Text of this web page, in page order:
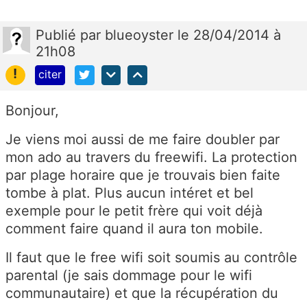
Publié par blueoyster le 28/04/2014 à
21h08
!
citer
Bonjour,
Je viens moi aussi de me faire doubler par
mon ado au travers du freewifi. La protection
par plage horaire que je trouvais bien faite
tombe à plat. Plus aucun intéret et bel
exemple pour le petit frère qui voit déjà
comment faire quand il aura ton mobile.
Il faut que le free wifi soit soumis au contrôle
parental (je sais dommage pour le wifi
communautaire) et que la récupération du